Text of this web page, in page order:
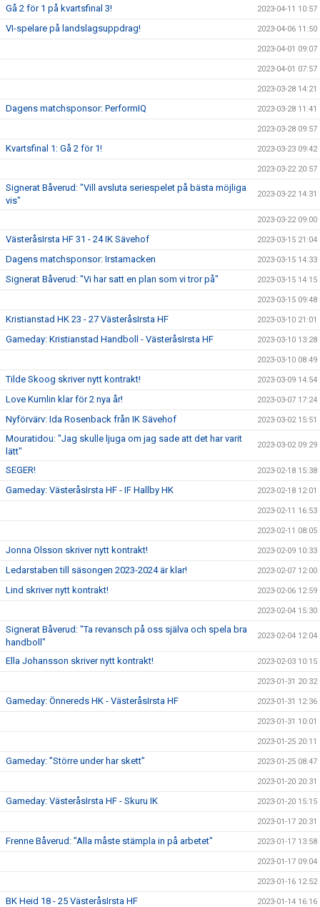
Gå 2 för 1 på kvartsfinal 3! 2023-04-11 10:57
VI-spelare på landslagsuppdrag! 2023-04-06 11:50
2023-04-01 09:07
2023-04-01 07:57
2023-03-28 14:21
Dagens matchsponsor: PerformIQ 2023-03-28 11:41
2023-03-28 09:57
Kvartsfinal 1: Gå 2 för 1! 2023-03-23 09:42
2023-03-22 20:57
Signerat Båverud: "Vill avsluta seriespelet på bästa möjliga
vis"
2023-03-22 14:31
2023-03-22 09:00
VästeråsIrsta HF 31 - 24 IK Sävehof 2023-03-15 21:04
Dagens matchsponsor: Irstamacken 2023-03-15 14:33
Signerat Båverud: "Vi har satt en plan som vi tror på" 2023-03-15 14:15
2023-03-15 09:48
Kristianstad HK 23 - 27 VästeråsIrsta HF 2023-03-10 21:01
Gameday: Kristianstad Handboll - VästeråsIrsta HF 2023-03-10 13:28
2023-03-10 08:49
Tilde Skoog skriver nytt kontrakt! 2023-03-09 14:54
Love Kumlin klar för 2 nya år! 2023-03-07 17:24
Nyförvärv: Ida Rosenback från IK Sävehof 2023-03-02 15:51
Mouratidou: "Jag skulle ljuga om jag sade att det har varit
lätt"
2023-03-02 09:29
SEGER! 2023-02-18 15:38
Gameday: VästeråsIrsta HF - IF Hallby HK 2023-02-18 12:01
2023-02-11 16:53
2023-02-11 08:05
Jonna Olsson skriver nytt kontrakt! 2023-02-09 10:33
Ledarstaben till säsongen 2023-2024 är klar! 2023-02-07 12:00
Lind skriver nytt kontrakt! 2023-02-06 12:59
2023-02-04 15:30
Signerat Båverud: "Ta revansch på oss själva och spela bra
handboll"
2023-02-04 12:04
Ella Johansson skriver nytt kontrakt! 2023-02-03 10:15
2023-01-31 20:32
Gameday: Önnereds HK - VästeråsIrsta HF 2023-01-31 12:36
2023-01-31 10:01
2023-01-25 20:11
Gameday: ”Större under har skett” 2023-01-25 08:47
2023-01-20 20:31
Gameday: VästeråsIrsta HF - Skuru IK 2023-01-20 15:15
2023-01-17 20:31
Frenne Båverud: "Alla måste stämpla in på arbetet" 2023-01-17 13:58
2023-01-17 09:04
2023-01-16 12:52
BK Heid 18 - 25 VästeråsIrsta HF 2023-01-14 16:16